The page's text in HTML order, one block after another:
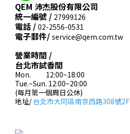
QEM 沛杰股份有限公司
統一編號 / 27999126
電話 / 02-2556-0531
電子郵件/ service@qem.com.tw
營業時間 /
台北市試香間
Mon. 12:00~18:00
Tue.~Sun. 12:00~20:00
(每月第一個周日公休)
地址/台北市大同區南京西路308號2F